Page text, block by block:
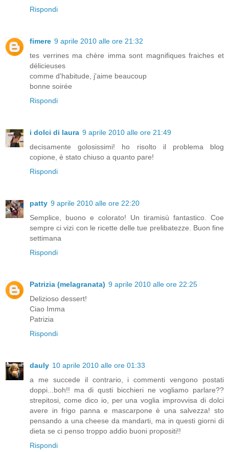
Rispondi
fimere 9 aprile 2010 alle ore 21:32
tes verrines ma chère imma sont magnifiques fraiches et
délicieuses
comme d'habitude, j'aime beaucoup
bonne soirée
Rispondi
i dolci di laura 9 aprile 2010 alle ore 21:49
decisamente golosissimi! ho risolto il problema blog
copione, è stato chiuso a quanto pare!
Rispondi
patty 9 aprile 2010 alle ore 22:20
Semplice, buono e colorato! Un tiramisù fantastico. Coe
sempre ci vizi con le ricette delle tue prelibatezze. Buon fine
settimana
Rispondi
Patrizia (melagranata) 9 aprile 2010 alle ore 22:25
Delizioso dessert!
Ciao Imma
Patrizia
Rispondi
dauly 10 aprile 2010 alle ore 01:33
a me succede il contrario, i commenti vengono postati
doppi...boh!! ma di qusti bicchieri ne vogliamo parlare??
strepitosi, come dico io, per una voglia improvvisa di dolci
avere in frigo panna e mascarpone è una salvezza! sto
pensando a una cheese da mandarti, ma in questi giorni di
dieta se ci penso troppo addio buoni propositi!!
Rispondi